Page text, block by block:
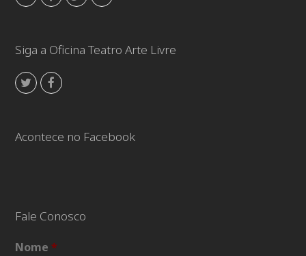
Siga a Oficina Teatro Arte Livre
TwitterFacebook
Acontece no Facebook
Fale Conosco
Nome *